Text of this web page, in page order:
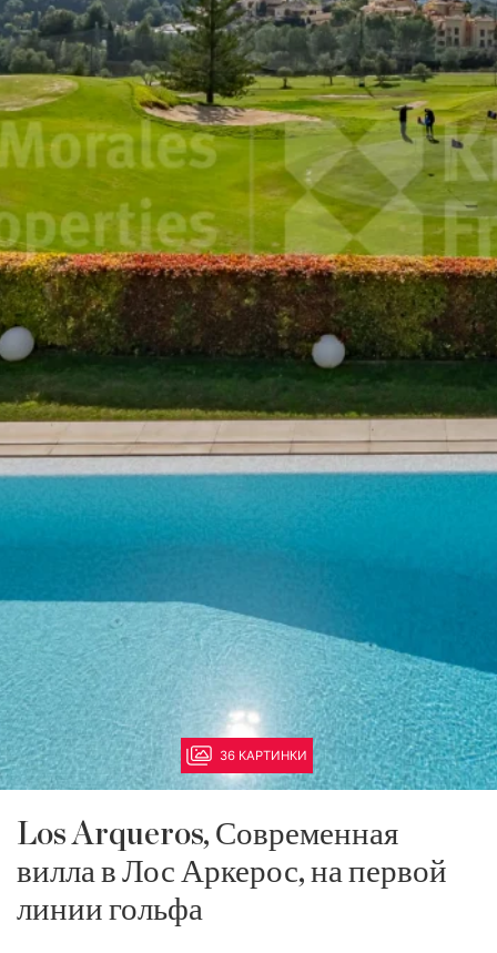
36 КАРТИНКИ
Los Arqueros, Современная
вилла в Лос Аркерос, на первой
линии гольфа